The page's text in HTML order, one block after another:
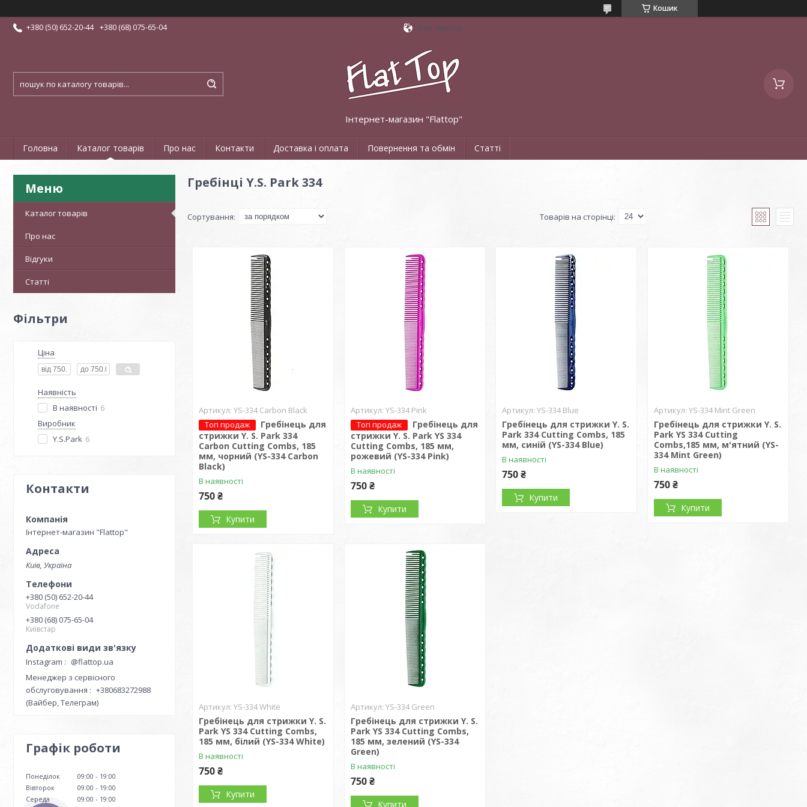
Кошик
+380 (50) 652-20-44 +380 (68) 075-65-04 Київ, Україна
Інтернет-магазин "Flattop"
Головна Каталог товарів Про нас Контакти Доставка і оплата Повернення та обмін Статті
Каталог товарів
Про нас
Відгуки
Статті
Фільтри
Ціна
Наявність
В наявності 6
Виробник
Y.S.Park 6
Контакти
Інтернет-магазин "Flattop"
Київ, Україна
+380 (50) 652-20-44
Vodafone
+380 (68) 075-65-04
Київстар
Instagram
@flattop.ua
Менеджер з сервісного
обслуговування
+380683272988
(Вайбер, Телеграм)
Графік роботи
Понеділок 09:00
19:00
Вівторок
09:00
19:00
Середа
09:00
19:00
Гребінці Y.S. Park 334
YS-334 Carbon Black
Топ продаж
Гребінець для
стрижки Y. S. Park 334
Carbon Cutting Combs, 185
мм, чорний (YS-334 Carbon
Black)
В наявності
750 ₴
Купити
YS-334 Pink
Топ продаж
Гребінець для
стрижки Y. S. Park YS 334
Cutting Combs, 185 мм,
рожевий (YS-334 Pink)
В наявності
750 ₴
Купити
YS-334 Blue
Гребінець для стрижки Y. S.
Park 334 Cutting Combs, 185
мм, синій (YS-334 Blue)
В наявності
750 ₴
Купити
YS-334 Mint Green
Гребінець для стрижки Y. S.
Park YS 334 Cutting
Combs,185 мм, м'ятний (YS-
334 Mint Green)
В наявності
750 ₴
Купити
YS-334 White
Гребінець для стрижки Y. S.
Park YS 334 Cutting Combs,
185 мм, білий (YS-334 White)
В наявності
750 ₴
Купити
YS-334 Green
Гребінець для стрижки Y. S.
Park YS 334 Cutting Combs,
185 мм, зелений (YS-334
Green)
В наявності
750 ₴
Купити